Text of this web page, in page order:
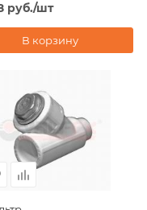
руб./шт
В корзину